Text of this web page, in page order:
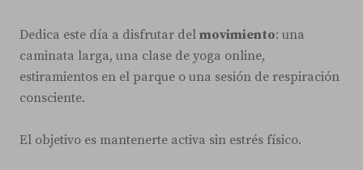
Dedica este día a disfrutar del movimiento: una
caminata larga, una clase de yoga online,
estiramientos en el parque o una sesión de respiración
consciente.
El objetivo es mantenerte activa sin estrés físico.